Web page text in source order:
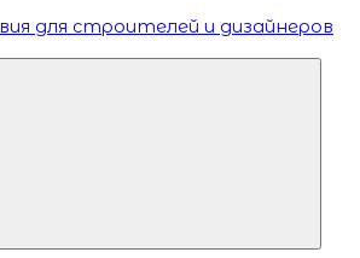
для строителей и дизайнеров